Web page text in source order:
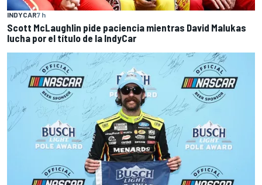
INDYCAR7 h
Scott McLaughlin pide paciencia mientras David Malukas
lucha por el título de la IndyCar